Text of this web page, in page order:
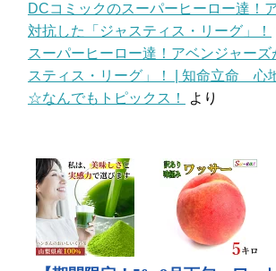
DCコミックのスーパーヒーロー達！
対抗した「ジャスティス・リーグ」！
スーパーヒーロー達！アベンジャーズ
スティス・リーグ」！ | 知命立命 心
☆なんでもトピックス！
より